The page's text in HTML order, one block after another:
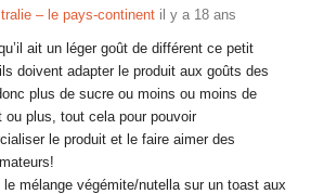
– le pays-continent il y a 18 ans
ait un léger goût de différent ce petit
doivent adapter le produit aux goûts des
plus de sucre ou moins ou moins de
ou plus, tout cela pour pouvoir
le produit et le faire aimer des
le mélange végémite/nutella sur un toast aux